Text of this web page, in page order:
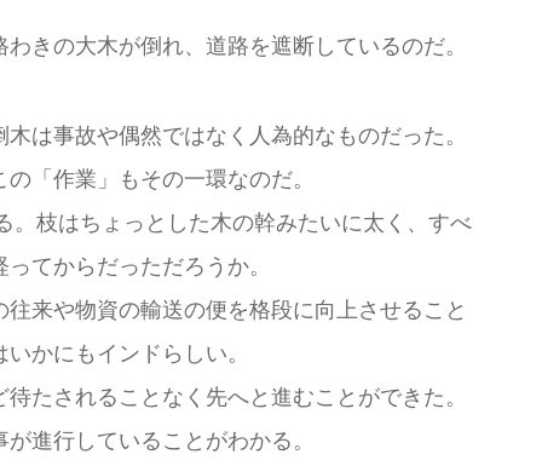
きの大木が倒れ、道路を遮断しているのだ。
は事故や偶然ではなく人為的なものだった。
「作業」もその一環なのだ。
枝はちょっとした木の幹みたいに太く、すべ
てからだっただろうか。
来や物資の輸送の便を格段に向上させること
かにもインドらしい。
たされることなく先へと進むことができた。
進行していることがわかる。